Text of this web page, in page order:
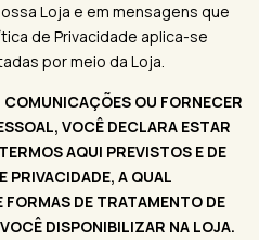
Loja e em mensagens que
de Privacidade aplica-se
por meio da Loja.
OU FORNECER
VOCÊ DECLARA ESTAR
AQUI PREVISTOS E DE
PRIVACIDADE, A QUAL
FORMAS DE TRATAMENTO DE
DISPONIBILIZAR NA LOJA.